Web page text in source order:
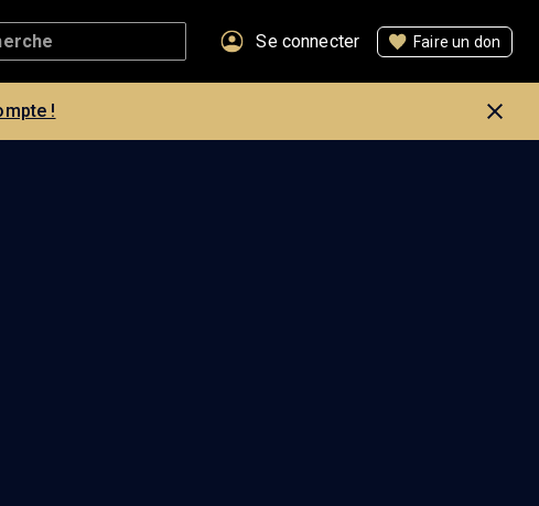
Se connecter Faire un don
!